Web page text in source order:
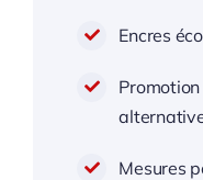
Encres
Mesures